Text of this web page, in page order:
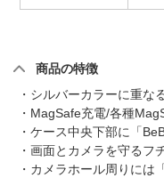
商品の特徴
・シルバーカラーに重な
・MagSafe充電/各種
・ケース中央下部に「
・画面とカメラを守るフ
・カメラホール周りには